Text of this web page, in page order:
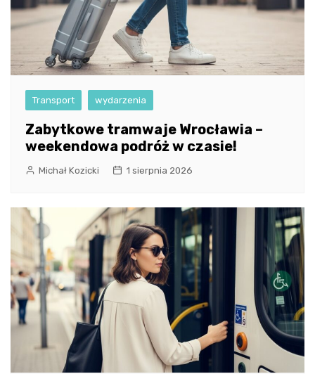
Transport wydarzenia
Zabytkowe tramwaje Wrocławia –
weekendowa podróż w czasie!
Michał Kozicki 1 sierpnia 2026